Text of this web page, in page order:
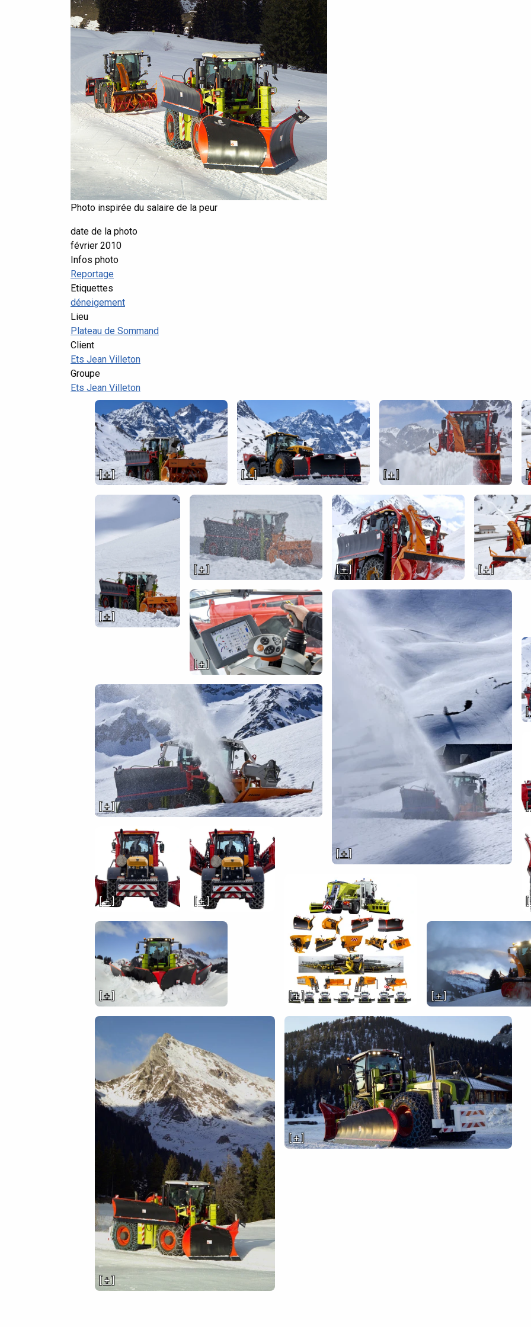
Photo inspirée du salaire de la peur
date de la photo
février 2010
Infos photo
Reportage
Etiquettes
déneigement
Lieu
Plateau de Sommand
Client
Ets Jean Villeton
Groupe
Ets Jean Villeton
[ + ] [ + ] [ + ]
[ + ]
[ + ] [ + ] [ + ]
[ + ]
[ + ]
[ + ]
[ + ] [ + ]
[ + ]
[ + ] [ + ]
[ + ]
[ + ]